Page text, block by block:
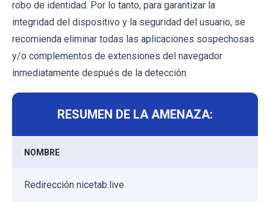
robo de identidad. Por lo tanto, para garantizar la
integridad del dispositivo y la seguridad del usuario, se
recomienda eliminar todas las aplicaciones sospechosas
y/o complementos de extensiones del navegador
inmediatamente después de la detección.
RESUMEN DE LA AMENAZA:
NOMBRE
Redirección nicetab.live